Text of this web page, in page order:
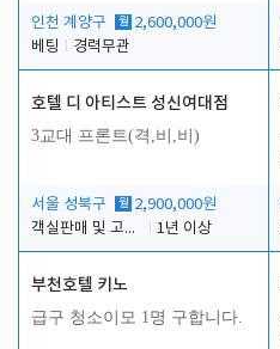
인천 계양구 월 2,600,000원
베팅
경력무관
호텔 디 아티스트 성신여대점
3교대 프론트(격,비,비)
서울 성북구 월 2,900,000원
객실판매 및 고객응대
1년 이상
부천호텔 키노
급구 청소이모 1명 구합니다.